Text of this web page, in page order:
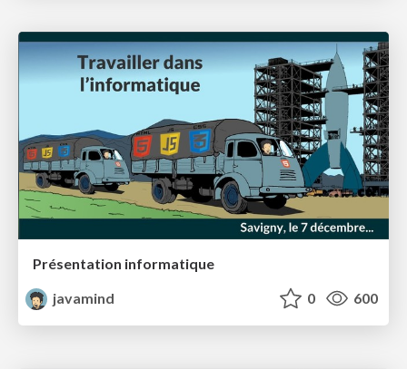
Présentation informatique
javamind
0 600